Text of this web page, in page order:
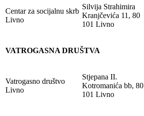
Centar za socijalnu skrb
Livno
Silvija Strahimira
Kranjčevića 11, 80
101 Livno
VATROGASNA DRUŠTVA
Vatrogasno društvo
Livno
Stjepana II.
Kotromanića bb, 80
101 Livno